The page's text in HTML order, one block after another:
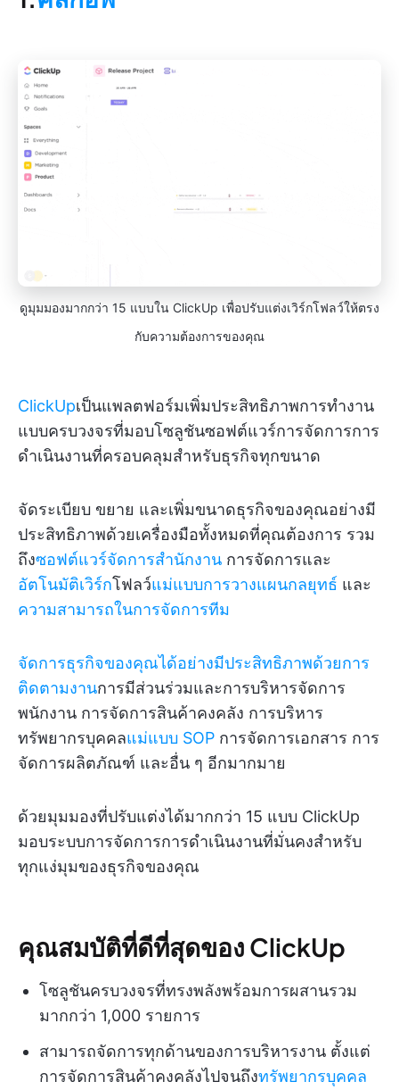
ดูมุมมองมากกว่า 15 แบบใน ClickUp เพื่อปรับแต่งเวิร์กโฟลว์ให้ตรง
กับความต้องการของคุณ
ClickUpเป็นแพลตฟอร์มเพิ่มประสิทธิภาพการทำงาน
แบบครบวงจรที่มอบโซลูชันซอฟต์แวร์การจัดการการ
ดำเนินงานที่ครอบคลุมสำหรับธุรกิจทุกขนาด
จัดระเบียบ ขยาย และเพิ่มขนาดธุรกิจของคุณอย่างมี
ประสิทธิภาพด้วยเครื่องมือทั้งหมดที่คุณต้องการ รวม
ถึงซอฟต์แวร์จัดการสำนักงาน การจัดการและ
อัตโนมัติเวิร์กโฟลว์แม่แบบการวางแผนกลยุทธ์ และ
ความสามารถในการจัดการทีม
จัดการธุรกิจของคุณได้อย่างมีประสิทธิภาพด้วยการ
ติดตามงานการมีส่วนร่วมและการบริหารจัดการ
พนักงาน การจัดการสินค้าคงคลัง การบริหาร
ทรัพยากรบุคคลแม่แบบ SOP การจัดการเอกสาร การ
จัดการผลิตภัณฑ์ และอื่น ๆ อีกมากมาย
ด้วยมุมมองที่ปรับแต่งได้มากกว่า 15 แบบ ClickUp
มอบระบบการจัดการการดำเนินงานที่มั่นคงสำหรับ
ทุกแง่มุมของธุรกิจของคุณ
คุณสมบัติที่ดีที่สุดของ ClickUp
โซลูชันครบวงจรที่ทรงพลังพร้อมการผสานรวม
มากกว่า 1,000 รายการ
สามารถจัดการทุกด้านของการบริหารงาน ตั้งแต่
การจัดการสินค้าคงคลังไปจนถึงทรัพยากรบุคคล